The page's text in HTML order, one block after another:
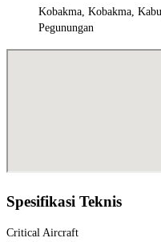
Kobakma, Kobakma,
Pegunungan
Spesifikasi Teknis
Critical Aircraft